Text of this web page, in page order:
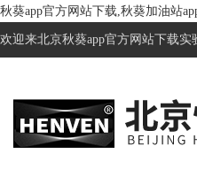
秋葵app官方网站下载,秋葵加油站
欢迎来北京秋葵app官方网站下载实